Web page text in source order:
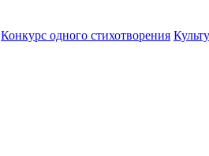
Конкурс одного стихотворения